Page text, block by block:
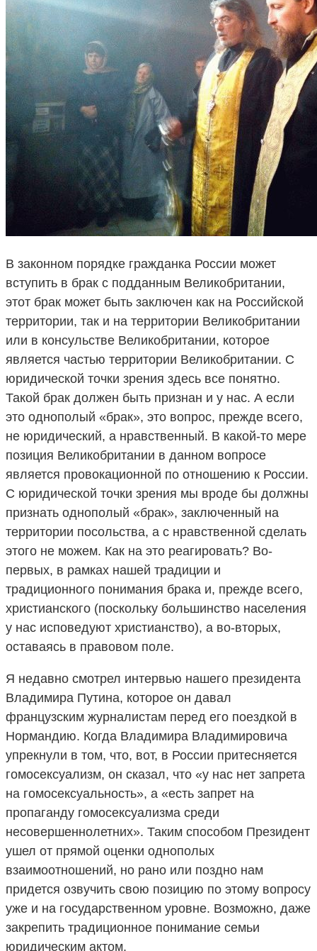
В законном порядке гражданка России может
вступить в брак с подданным Великобритании,
этот брак может быть заключен как на Российской
территории, так и на территории Великобритании
или в консульстве Великобритании, которое
является частью территории Великобритании. С
юридической точки зрения здесь все понятно.
Такой брак должен быть признан и у нас. А если
это однополый «брак», это вопрос, прежде всего,
не юридический, а нравственный. В какой-то мере
позиция Великобритании в данном вопросе
является провокационной по отношению к России.
С юридической точки зрения мы вроде бы должны
признать однополый «брак», заключенный на
территории посольства, а с нравственной сделать
этого не можем. Как на это реагировать? Во-
первых, в рамках нашей традиции и
традиционного понимания брака и, прежде всего,
христианского (поскольку большинство населения
у нас исповедуют христианство), а во-вторых,
оставаясь в правовом поле.
Я недавно смотрел интервью нашего президента
Владимира Путина, которое он давал
французским журналистам перед его поездкой в
Нормандию. Когда Владимира Владимировича
упрекнули в том, что, вот, в России притесняется
гомосексуализм, он сказал, что «у нас нет запрета
на гомосексуальность», а «есть запрет на
пропаганду гомосексуализма среди
несовершеннолетних». Таким способом Президент
ушел от прямой оценки однополых
взаимоотношений, но рано или поздно нам
придется озвучить свою позицию по этому вопросу
уже и на государственном уровне. Возможно, даже
закрепить традиционное понимание семьи
юридическим актом.